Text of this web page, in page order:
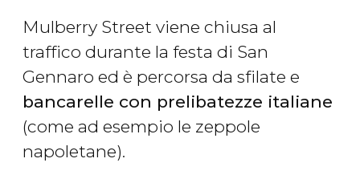
Mulberry Street viene chiusa al
traffico durante la festa di San
Gennaro ed è percorsa da sfilate e
bancarelle con prelibatezze italiane
(come ad esempio le zeppole
napoletane).